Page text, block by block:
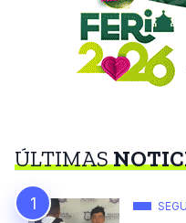
ÚLTIMAS